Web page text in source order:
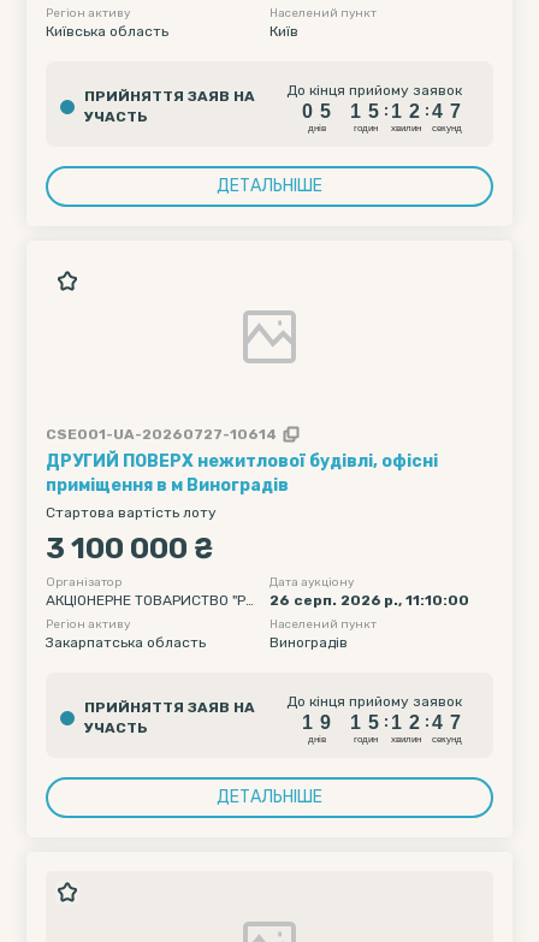
ЙФФАЙЗЕН БАНК"
Регіон активу
Київська область
Населений пункт
Київ
ПРИЙНЯТТЯ ЗАЯВ НА
УЧАСТЬ
До кінця прийому заявок
0
0
5
5
днiв
1
1
5
5
годин
:
1
1
2
2
хвилин
:
4
4
6
6
секунд
ДЕТАЛЬНІШЕ
CSE001-UA-20260727-10614
ДРУГИЙ ПОВЕРХ нежитлової будівлі, офісні
приміщення в м Виноградів
Стартова вартість лоту
3 100 000 ₴
Організатор
АКЦІОНЕРНЕ ТОВАРИСТВО "РА
ЙФФАЙЗЕН БАНК"
Дата аукціону
26 серп. 2026 р., 11:10:00
Регіон активу
Закарпатська область
Населений пункт
Виноградів
ПРИЙНЯТТЯ ЗАЯВ НА
УЧАСТЬ
До кінця прийому заявок
1
1
9
9
днiв
1
1
5
5
годин
:
1
1
2
2
хвилин
:
4
4
6
6
секунд
ДЕТАЛЬНІШЕ